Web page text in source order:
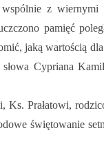
z
pamięć
jaką wartością
słowa Cypriana
Ks. Prałatowi,
świętowanie